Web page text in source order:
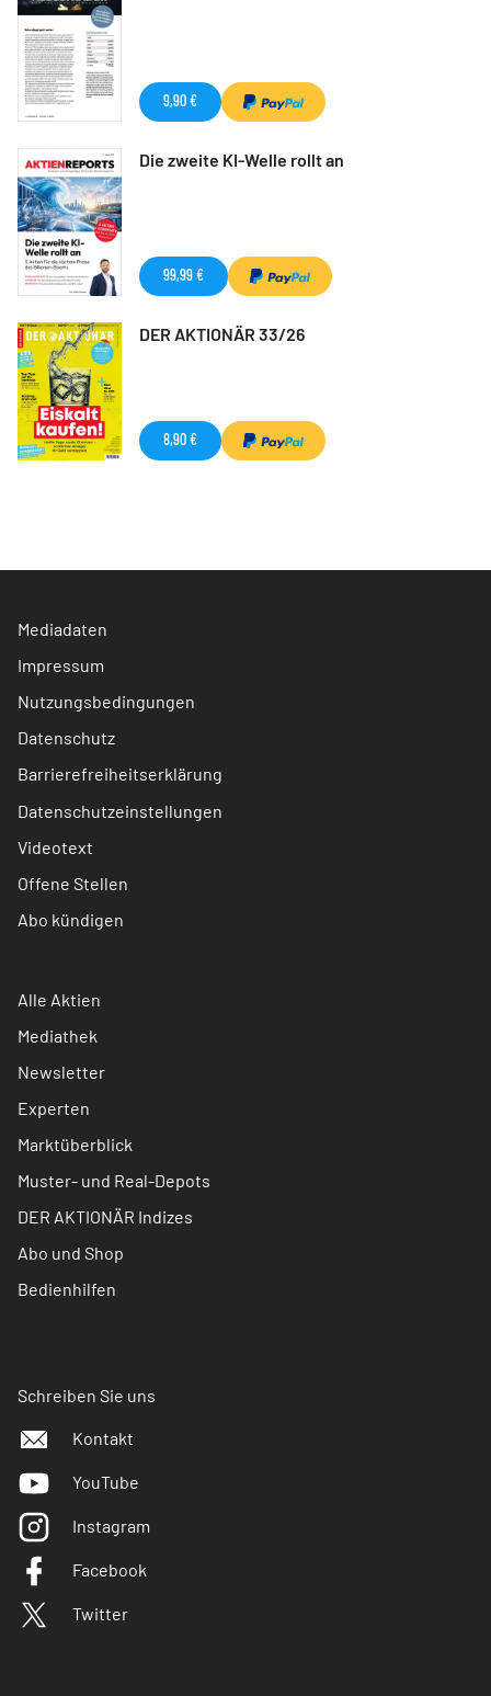
9,90 €
Die zweite KI-Welle rollt an
99,99 €
DER AKTIONÄR 33/26
8,90 €
Mediadaten
Impressum
Nutzungsbedingungen
Datenschutz
Barrierefreiheitserklärung
Datenschutzeinstellungen
Videotext
Offene Stellen
Abo kündigen
Alle Aktien
Mediathek
Newsletter
Experten
Marktüberblick
Muster- und Real-Depots
DER AKTIONÄR Indizes
Abo und Shop
Bedienhilfen
Schreiben Sie uns
Kontakt
YouTube
Instagram
Facebook
Twitter